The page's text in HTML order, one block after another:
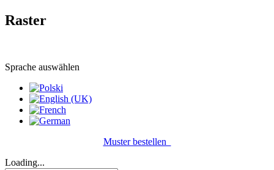
Raster
Sprache auswählen
Muster bestellen
Loading...